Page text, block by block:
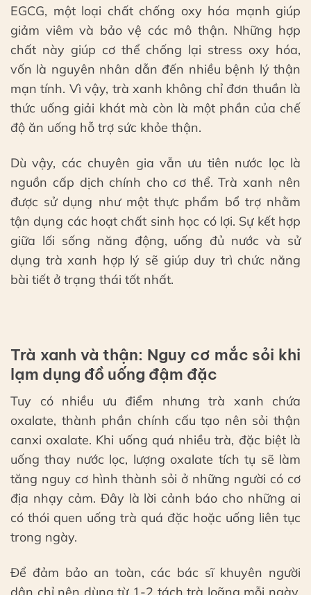
EGCG, một loại chất chống oxy hóa mạnh giúp
giảm viêm và bảo vệ các mô thận. Những hợp
chất này giúp cơ thể chống lại stress oxy hóa,
vốn là nguyên nhân dẫn đến nhiều bệnh lý thận
mạn tính. Vì vậy, trà xanh không chỉ đơn thuần là
thức uống giải khát mà còn là một phần của chế
độ ăn uống hỗ trợ sức khỏe thận.
Dù vậy, các chuyên gia vẫn ưu tiên nước lọc là
nguồn cấp dịch chính cho cơ thể. Trà xanh nên
được sử dụng như một thực phẩm bổ trợ nhằm
tận dụng các hoạt chất sinh học có lợi. Sự kết hợp
giữa lối sống năng động, uống đủ nước và sử
dụng trà xanh hợp lý sẽ giúp duy trì chức năng
bài tiết ở trạng thái tốt nhất.
Trà xanh và thận: Nguy cơ mắc sỏi khi
lạm dụng đồ uống đậm đặc
Tuy có nhiều ưu điểm nhưng trà xanh chứa
oxalate, thành phần chính cấu tạo nên sỏi thận
canxi oxalate. Khi uống quá nhiều trà, đặc biệt là
uống thay nước lọc, lượng oxalate tích tụ sẽ làm
tăng nguy cơ hình thành sỏi ở những người có cơ
địa nhạy cảm. Đây là lời cảnh báo cho những ai
có thói quen uống trà quá đặc hoặc uống liên tục
trong ngày.
Để đảm bảo an toàn, các bác sĩ khuyên người